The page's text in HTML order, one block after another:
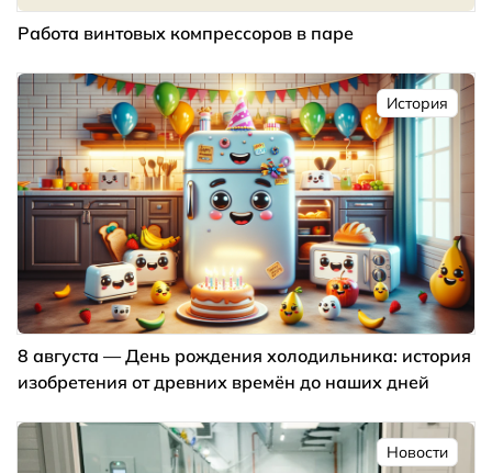
Работа винтовых компрессоров в паре
История
8 августа — День рождения холодильника: история
изобретения от древних времён до наших дней
Новости